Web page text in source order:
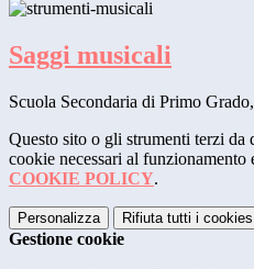
Saggi musicali
Scuola Secondaria di Primo
Questo sito o gli strumenti terzi
cookie necessari al
COOKIE POLICY.
Personalizza Rifiuta tutti i cookies
Gestione cookie